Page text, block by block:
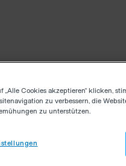
„Alle Cookies akzeptieren“ klicken,
zu verbessern, die
zu unterstützen.